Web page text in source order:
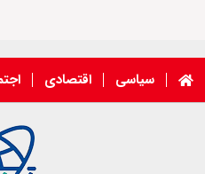
سیاسی اقتصادی